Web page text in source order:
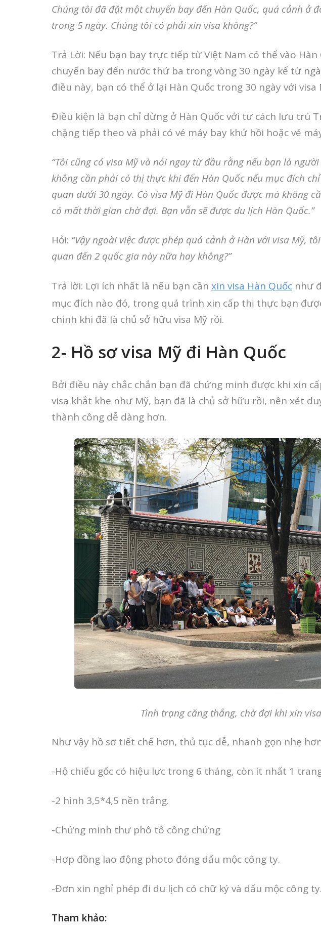
Chúng tôi đã đặt một chuyến bay đến Hàn Quốc, quá cảnh ở
trong 5 ngày. Chúng tôi có phải xin visa không?”
Trả Lời: Nếu bạn bay trực tiếp từ Việt Nam có thể vào Hàn
chuyến bay đến nước thứ ba trong vòng 30 ngày kể từ
điều này, bạn có thể ở lại Hàn Quốc trong 30 ngày với visa
Điều kiện là bạn chỉ dừng ở Hàn Quốc với tư cách lưu trú
chặng tiếp theo và phải có vé máy bay khứ hồi hoặc vé
“Tôi cũng có visa Mỹ và nói ngay từ đầu rằng nếu bạn là
không cần phải có thị thực khi đến Hàn Quốc nếu mục đích
quan dưới 30 ngày. Có visa Mỹ đi Hàn Quốc được mà không
có mất thời gian chờ đợi. Bạn vẫn sẽ được du lịch Hàn Quốc.”
Hỏi: “Vậy ngoài việc được phép quá cảnh ở Hàn với visa Mỹ,
quan đến 2 quốc gia này nữa hay không?”
Trả lời: Lợi ích nhất là nếu bạn cần xin visa Hàn Quốc như
mục đích nào đó, trong quá trình xin cấp thị thực bạn
chính khi đã là chủ sở hữu visa Mỹ rồi.
2- Hồ sơ visa Mỹ đi Hàn Quốc
Bởi điều này chắc chắn bạn đã chứng minh được khi xin
visa khắt khe như Mỹ, bạn đã là chủ sở hữu rồi, nên xét
thành công dễ dàng hơn.
Tình trạng căng thẳng, chờ đợi khi xin
Như vậy hồ sơ tiết chế hơn, thủ tục dễ, nhanh gọn nhẹ
-Hộ chiếu gốc có hiệu lực trong 6 tháng, còn ít nhất 1
-2 hình 3,5*4,5 nền trắng.
-Chứng minh thư phô tô công chứng
-Hợp đồng lao động photo đóng dấu mộc công ty.
-Đơn xin nghỉ phép đi du lịch có chữ ký và dấu mộc công ty.
Tham khảo: